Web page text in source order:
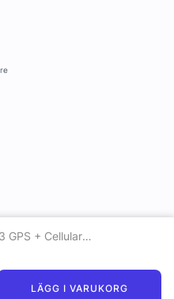
Apple Watch Ultra 3 GPS + Cellular 49mm med Ankarblå Ocean Band
LÄGG I VARUKORG